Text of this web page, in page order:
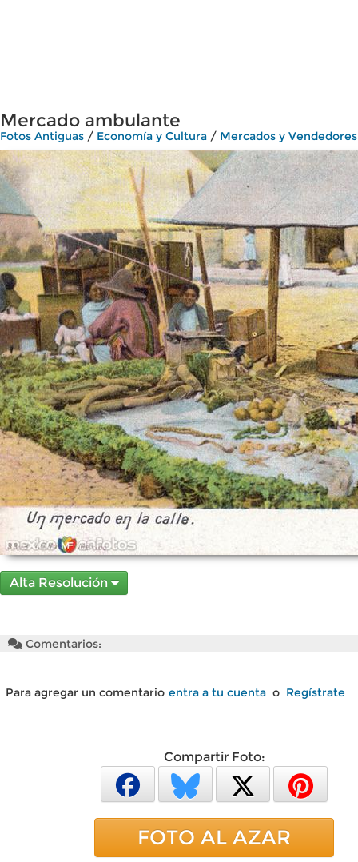
Mercado ambulante
Fotos Antiguas / Economía y Cultura / Mercados y Vendedores
Alta Resolución
Comentarios:
Para agregar un comentario entra a tu cuenta o Regístrate
Compartir Foto:
FOTO AL AZAR